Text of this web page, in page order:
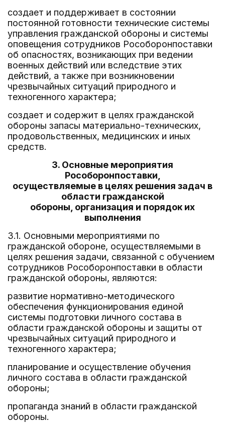
создает и поддерживает в состоянии
постоянной готовности технические системы
управления гражданской обороны и системы
оповещения сотрудников Рособоронпоставки
об опасностях, возникающих при ведении
военных действий или вследствие этих
действий, а также при возникновении
чрезвычайных ситуаций природного и
техногенного характера;
создает и содержит в целях гражданской
обороны запасы материально-технических,
продовольственных, медицинских и иных
средств.
3. Основные мероприятия
Рособоронпоставки,
осуществляемые в целях решения задач в
области гражданской
обороны, организация и порядок их
выполнения
3.1. Основными мероприятиями по
гражданской обороне, осуществляемыми в
целях решения задачи, связанной с обучением
сотрудников Рособоронпоставки в области
гражданской обороны, являются:
развитие нормативно-методического
обеспечения функционирования единой
системы подготовки личного состава в
области гражданской обороны и защиты от
чрезвычайных ситуаций природного и
техногенного характера;
планирование и осуществление обучения
личного состава в области гражданской
обороны;
пропаганда знаний в области гражданской
обороны.